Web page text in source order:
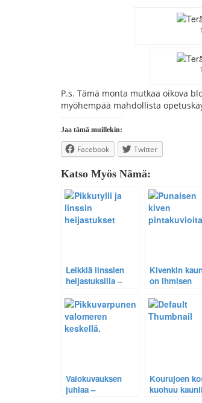
P.s. Tämä monta mutkaa oikova
myöhempää mahdollista
Jaa tämä muillekin:
Facebook Twitter
Katso Myös Nämä:
Leikkiä linssien
heijastuksilla –
kuvakokeilujen
kohteena.
Kivenkin
on ihmisen
kamera auttaa
löytämisessä.
Valokuvauksen
juhlaa –
Kourujoen
kuohuu